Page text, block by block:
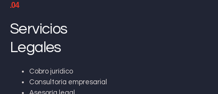
.04
Servicios
Legales
Cobro jurídico
Consultoría empresarial